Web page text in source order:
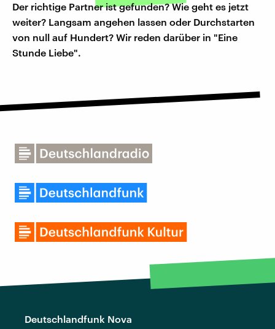
Der richtige Partner ist gefunden? Wie geht es jetzt
weiter? Langsam angehen lassen oder Durchstarten
von null auf Hundert? Wir reden darüber in "Eine
Stunde Liebe".
Deutschlandfunk Nova